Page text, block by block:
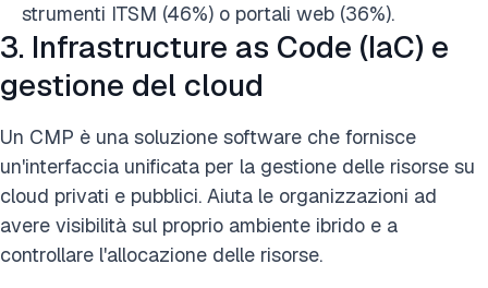
strumenti ITSM (46%) o portali web (36%).
3. Infrastructure as Code (IaC) e
gestione del cloud
Un CMP è una soluzione software che fornisce
un'interfaccia unificata per la gestione delle risorse su
cloud privati e pubblici. Aiuta le organizzazioni ad
avere visibilità sul proprio ambiente ibrido e a
controllare l'allocazione delle risorse.